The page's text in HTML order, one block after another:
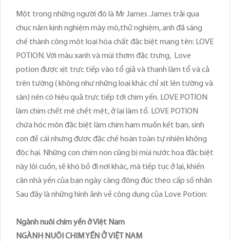
Một trong những người đó là Mr James .James trải qua
chục năm kinh nghiệm mày mò,thử nghiệm, anh đã sáng
chế thành công một loại hóa chất đặc biệt mang tên: LOVE
POTION. Với màu xanh và mùi thơm đặc trưng, Love
potion được xịt trực tiếp vào tổ giả và thanh làm tổ và cả
trên tường ( không như những loại khác chỉ xịt lên tường và
sàn) nên có hiệu quả trực tiếp tới chim yến. LOVE POTION
làm chim chết mê chết mệt, ở lại làm tổ. LOVE POTION
chứa hóc môn đặc biệt làm chim ham muốn kết bạn, sinh
con đẻ cái nhưng được đặc chế hoàn toàn tự nhiên không
độc hại. Những con chim non cũng bị mùi nước hoa đặc biệt
này lôi cuốn, sẽ khó bỏ đi nơi khác, mà tiếp tục ở lại, khiến
căn nhà yến của bạn ngày càng đông đúc theo cấp số nhân
Sau đây là những hình ảnh về công dụng của Love Potion:
Ngành nuôi chim yến ở Việt Nam
NGÀNH NUÔI CHIM YẾN Ở VIỆT NAM